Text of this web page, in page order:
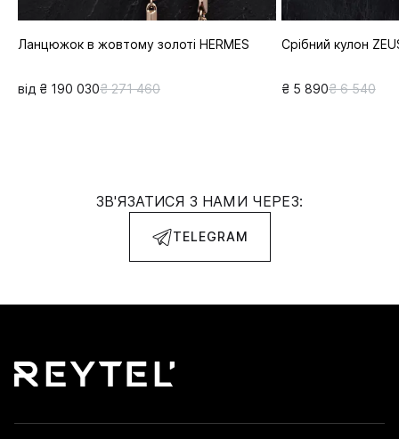
Ланцюжок в жовтому золоті HERMES
від ₴ 190 030₴ 271 460
Срібний кулон
₴ 5 890₴ 6 540
ЗВ'ЯЗАТИСЯ З НАМИ ЧЕРЕЗ:
TELEGRAM